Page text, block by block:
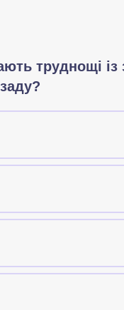
труднощі
лад при